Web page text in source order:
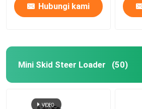
Hubungi kami
Mini Skid Steer Loader (50)